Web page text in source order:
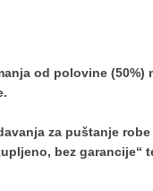
od polovine (50%)
za puštanje
bez